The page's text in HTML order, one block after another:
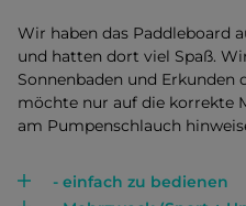
Wir haben das Paddleboard
und hatten dort viel Spaß.
Sonnenbaden und
möchte nur auf die korrekte
am Pumpenschlauch
- einfach zu bedienen